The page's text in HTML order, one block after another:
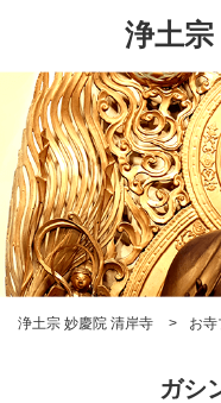
浄土
浄土宗 妙慶院 清岸寺 お寺
ガシ